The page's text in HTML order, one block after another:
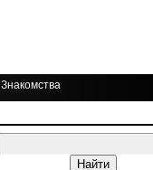
Знакомства